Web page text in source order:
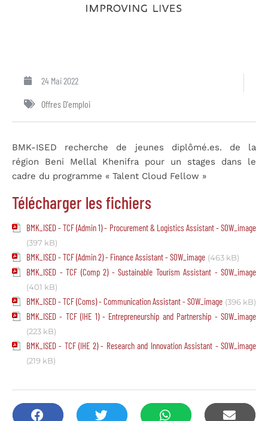
24 Mai 2022
Offres D'emploi
BMK-ISED recherche de jeunes diplômé.es. de la
région Beni Mellal Khenifra pour un stages dans le
cadre du programme « Talent Cloud Fellow »
Télécharger les fichiers
BMK_ISED - TCF (Admin 1) - Procurement & Logistics Assistant - SOW_image
(397 kB)
BMK_ISED - TCF (Admin 2) - Finance Assistant - SOW_image (463 kB)
BMK_ISED - TCF (Comp 2) - Sustainable Tourism Assistant - SOW_image
(401 kB)
BMK_ISED - TCF (Coms) - Communication Assistant - SOW_image (396 kB)
BMK_ISED - TCF (IHE 1) - Entrepreneurship and Partnership - SOW_image
(223 kB)
BMK_ISED - TCF (IHE 2) - Research and Innovation Assistant - SOW_image
(219 kB)